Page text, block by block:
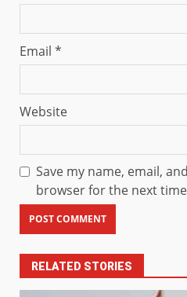
Email *
Website
Save my name, email,
browser for the next
RELATED STORIES